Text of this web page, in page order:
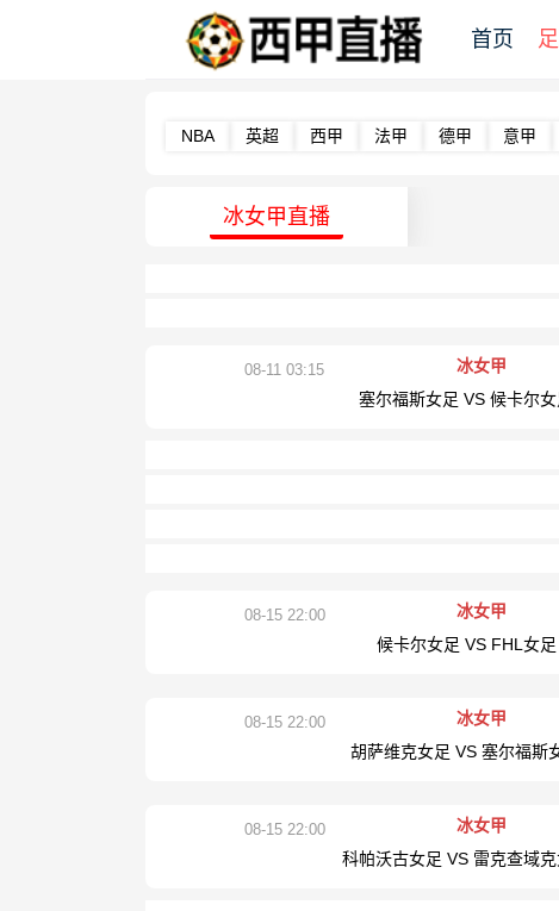
首页
NBA 英超 西甲 法甲 德甲 意甲
冰女甲直播
08-11 03:15
冰女甲
塞尔福斯女足 VS 候卡尔女
08-15 22:00
冰女甲
候卡尔女足 VS FHL女足
08-15 22:00
冰女甲
胡萨维克女足 VS 塞尔福斯
08-15 22:00
冰女甲
科帕沃古女足 VS 雷克查域